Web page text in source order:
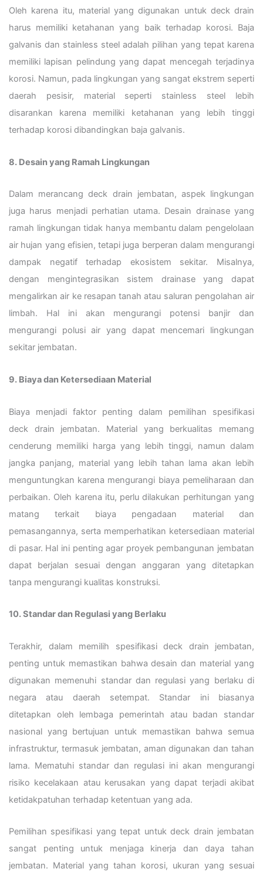
Oleh karena itu, material yang digunakan untuk deck drain
harus memiliki ketahanan yang baik terhadap korosi. Baja
galvanis dan stainless steel adalah pilihan yang tepat karena
memiliki lapisan pelindung yang dapat mencegah terjadinya
korosi. Namun, pada lingkungan yang sangat ekstrem seperti
daerah pesisir, material seperti stainless steel lebih
disarankan karena memiliki ketahanan yang lebih tinggi
terhadap korosi dibandingkan baja galvanis.
8. Desain yang Ramah Lingkungan
Dalam merancang deck drain jembatan, aspek lingkungan
juga harus menjadi perhatian utama. Desain drainase yang
ramah lingkungan tidak hanya membantu dalam pengelolaan
air hujan yang efisien, tetapi juga berperan dalam mengurangi
dampak negatif terhadap ekosistem sekitar. Misalnya,
dengan mengintegrasikan sistem drainase yang dapat
mengalirkan air ke resapan tanah atau saluran pengolahan air
limbah. Hal ini akan mengurangi potensi banjir dan
mengurangi polusi air yang dapat mencemari lingkungan
sekitar jembatan.
9. Biaya dan Ketersediaan Material
Biaya menjadi faktor penting dalam pemilihan spesifikasi
deck drain jembatan. Material yang berkualitas memang
cenderung memiliki harga yang lebih tinggi, namun dalam
jangka panjang, material yang lebih tahan lama akan lebih
menguntungkan karena mengurangi biaya pemeliharaan dan
perbaikan. Oleh karena itu, perlu dilakukan perhitungan yang
matang terkait biaya pengadaan material dan
pemasangannya, serta memperhatikan ketersediaan material
di pasar. Hal ini penting agar proyek pembangunan jembatan
dapat berjalan sesuai dengan anggaran yang ditetapkan
tanpa mengurangi kualitas konstruksi.
10. Standar dan Regulasi yang Berlaku
Terakhir, dalam memilih spesifikasi deck drain jembatan,
penting untuk memastikan bahwa desain dan material yang
digunakan memenuhi standar dan regulasi yang berlaku di
negara atau daerah setempat. Standar ini biasanya
ditetapkan oleh lembaga pemerintah atau badan standar
nasional yang bertujuan untuk memastikan bahwa semua
infrastruktur, termasuk jembatan, aman digunakan dan tahan
lama. Mematuhi standar dan regulasi ini akan mengurangi
risiko kecelakaan atau kerusakan yang dapat terjadi akibat
ketidakpatuhan terhadap ketentuan yang ada.
Pemilihan spesifikasi yang tepat untuk deck drain jembatan
sangat penting untuk menjaga kinerja dan daya tahan
jembatan. Material yang tahan korosi, ukuran yang sesuai